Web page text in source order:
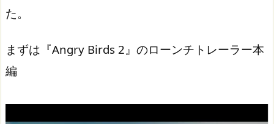
た。
まずは『Angry Birds 2』のローンチトレーラー本
編